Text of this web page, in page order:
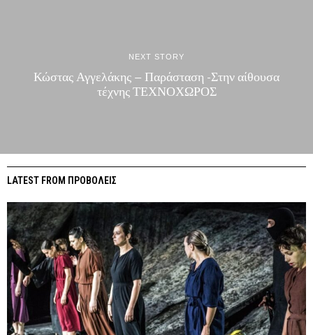
NEXT STORY
Κώστας Αγγελάκης – Παράσταση -Στην αίθουσα
τέχνης ΤΕΧΝΟΧΩΡΟΣ
LATEST FROM ΠΡΟΒΟΛΕΙΣ